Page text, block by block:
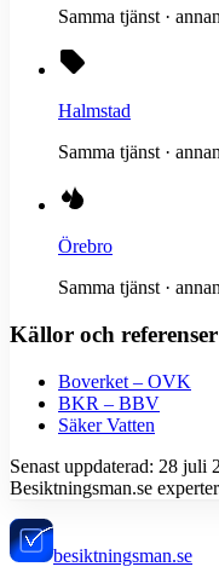
Samma tjänst ·
Halmstad
Samma tjänst ·
Örebro
Samma tjänst ·
Källor och referenser
Boverket – OVK
BKR – BBV
Säker Vatten
Senast uppdaterad: 28 juli
Besiktningsman.se
besiktningsman.se